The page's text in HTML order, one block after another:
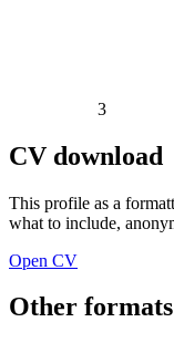
3
CV download
This profile as a
what to include,
Open CV
Other formats